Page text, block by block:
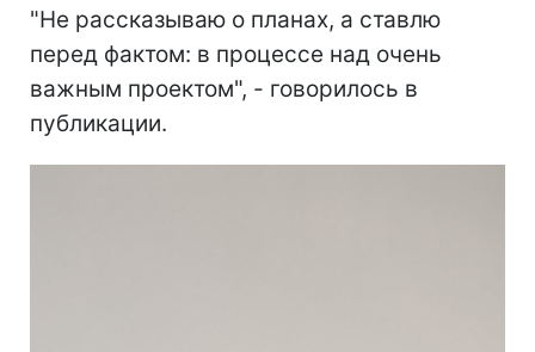
"Не рассказываю о планах, а ставлю
перед фактом: в процессе над очень
важным проектом", - говорилось в
публикации.